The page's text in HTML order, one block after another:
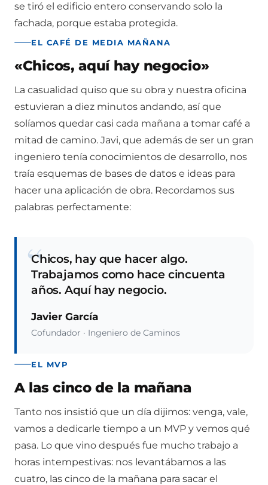
se tiró el edificio entero conservando solo la
fachada, porque estaba protegida.
EL CAFÉ DE MEDIA MAÑANA
«Chicos, aquí hay negocio»
La casualidad quiso que su obra y nuestra oficina
estuvieran a diez minutos andando, así que
solíamos quedar casi cada mañana a tomar café a
mitad de camino. Javi, que además de ser un gran
ingeniero tenía conocimientos de desarrollo, nos
traía esquemas de bases de datos e ideas para
hacer una aplicación de obra. Recordamos sus
palabras perfectamente:
“
Chicos, hay que hacer algo.
Trabajamos como hace cincuenta
años. Aquí hay negocio.
Javier García
Cofundador · Ingeniero de Caminos
EL MVP
A las cinco de la mañana
Tanto nos insistió que un día dijimos: venga, vale,
vamos a dedicarle tiempo a un MVP y vemos qué
pasa. Lo que vino después fue mucho trabajo a
horas intempestivas: nos levantábamos a las
cuatro, las cinco de la mañana para sacar el